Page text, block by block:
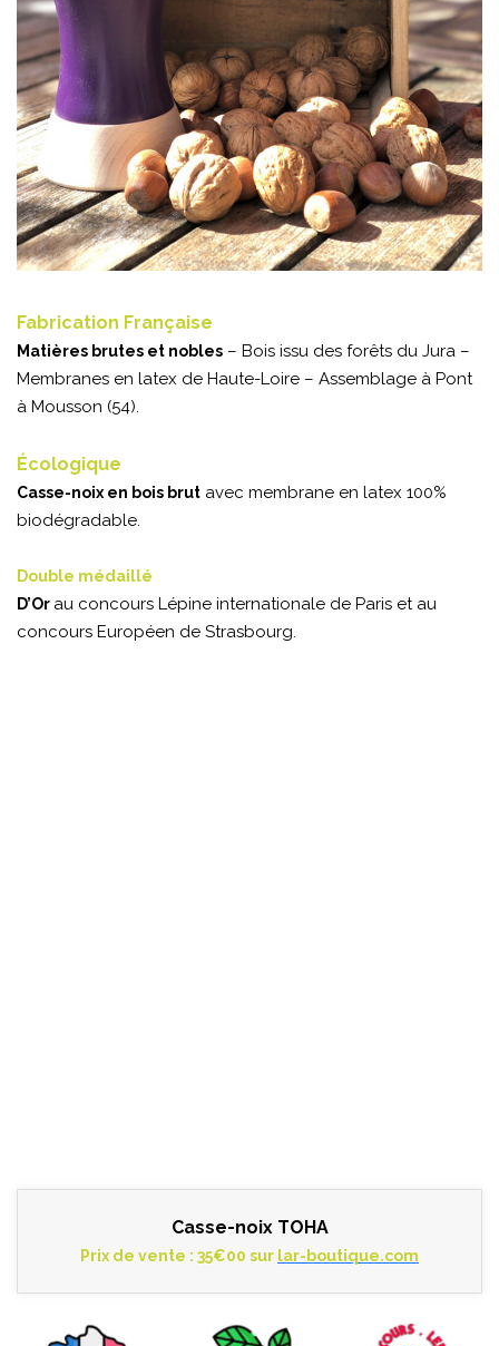
Fabrication Française
Matières brutes et nobles – Bois issu des forêts du Jura –
Membranes en latex de Haute-Loire – Assemblage à Pont
à Mousson (54).
Écologique
Casse-noix en bois brut avec membrane en latex 100%
biodégradable.
Double médaillé
D’Or au concours Lépine internationale de Paris et au
concours Européen de Strasbourg.
Casse-noix TOHA
Prix de vente : 35€00 sur lar-boutique.com